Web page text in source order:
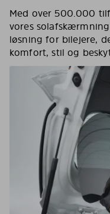
Med over 500.000
vores
løsning for bilejere,
komfort, stil og